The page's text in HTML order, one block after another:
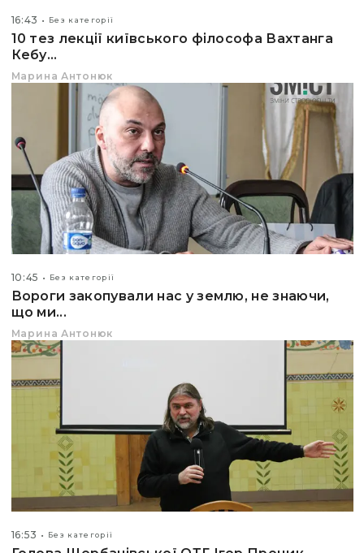
16:43 Без категорії
10 тез лекції київського філософа Вахтанга
Кебу...
Марина Антонюк
10:45 Без категорії
Вороги закопували нас у землю, не знаючи,
що ми...
Марина Антонюк
16:53 Без категорії